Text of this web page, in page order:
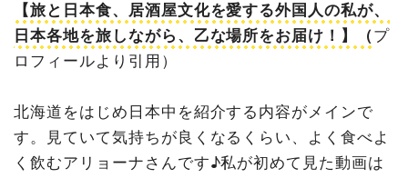
【旅と日本食、居酒屋文化を愛する外国人の私が、
日本各地を旅しながら、乙な場所をお届け！】（ プ
ロフィールより引用）
北海道をはじめ日本中を紹介する内容がメインで
す。見ていて気持ちが良くなるくらい、よく食べよ
く飲むアリョーナさんです♪私が初めて見た動画は